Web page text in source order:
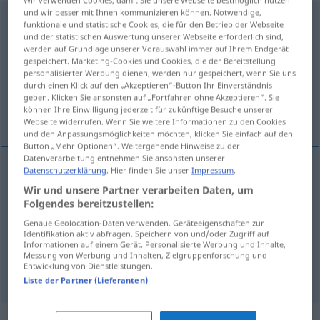
unübersichtlich
Übersicht aller Übersetzungen
(Für mehr Details die Übersetzung anklicken/antippen)
zakryty, o ograniczonej widoczności, zawiły,
niejasny
zakryty,oograniczonej widoczności
unübersichtlich Gelände
zawiły(-le),niejasny(-no)
unübersichtlich
verworren
und wir besser mit Ihnen kommunizieren können. Notwendige,
funktionale und statistische Cookies, die für den Betrieb der Webseite
und der statistischen Auswertung unserer Webseite erforderlich sind,
werden auf Grundlage unserer Vorauswahl immer auf Ihrem Endgerät
gespeichert. Marketing-Cookies und Cookies, die der Bereitstellung
personalisierter Werbung dienen, werden nur gespeichert, wenn Sie uns
durch einen Klick auf den „Akzeptieren“-Button Ihr Einverständnis
geben. Klicken Sie ansonsten auf „Fortfahren ohne Akzeptieren“. Sie
können Ihre Einwilligung jederzeit für zukünftige Besuche unserer
Webseite widerrufen. Wenn Sie weitere Informationen zu den Cookies
und den Anpassungsmöglichkeiten möchten, klicken Sie einfach auf den
Button „Mehr Optionen“. Weitergehende Hinweise zu der
Datenverarbeitung entnehmen Sie ansonsten unserer
Datenschutzerklärung . Hier finden Sie unserImpressum
Wir und unsere Partner verarbeiten Daten, um
Folgendes bereitzustellen:
Genaue Geolocation-Daten verwenden. Geräteeigenschaften zur
Identifikation aktiv abfragen. Speichern von und/oder Zugriff auf
Informationen auf einem Gerät. Personalisierte Werbung und Inhalte,
Messung von Werbung und Inhalten, Zielgruppenforschung und
Entwicklung von Dienstleistungen.
Liste der Partner (Lieferanten)